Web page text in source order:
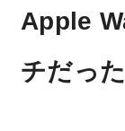
Apple
チだっ